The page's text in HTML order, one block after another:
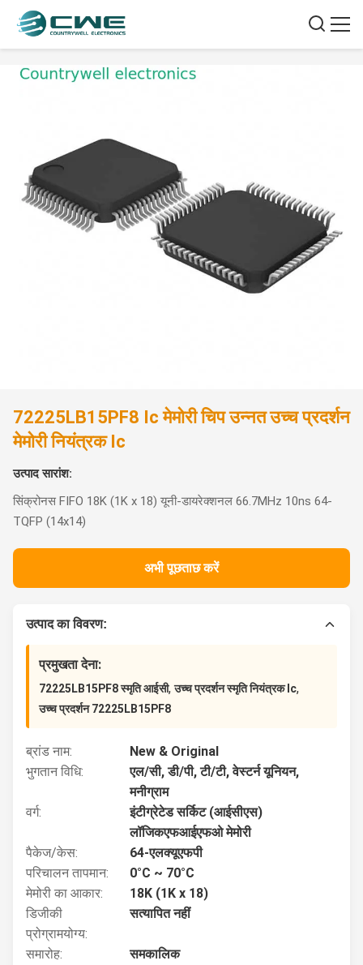
72225LB15PF8 Ic मेमोरी चिप उन्नत उच्च प्रदर्शन
मेमोरी नियंत्रक Ic
उत्पाद सारांश:
सिंक्रोनस FIFO 18K (1K x 18) यूनी-डायरेक्शनल 66.7MHz 10ns 64-
TQFP (14x14)
अभी पूछताछ करें
उत्पाद का विवरण:
प्रमुखता देना:
72225LB15PF8 स्मृति आईसी,उच्च प्रदर्शन स्मृति नियंत्रक Ic,
उच्च प्रदर्शन 72225LB15PF8
ब्रांड नाम:
New & Original
भुगतान विधि:
एल/सी, डी/पी, टी/टी, वेस्टर्न यूनियन,
मनीग्राम
वर्ग:
इंटीग्रेटेड सर्किट (आईसीएस)
लॉजिकएफआईएफओ मेमोरी
पैकेज/केस:
64-एलक्यूएफपी
परिचालन तापमान:
0°C ~ 70°C
मेमोरी का आकार:
18K (1K x 18)
डिजीकी
प्रोग्रामयोग्य:
सत्यापित नहीं
समारोह:
समकालिक